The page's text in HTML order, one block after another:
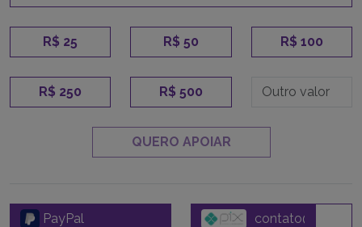
R$ 25 R$ 50 R$ 100
R$ 250 R$ 500
QUERO APOIAR
PayPal